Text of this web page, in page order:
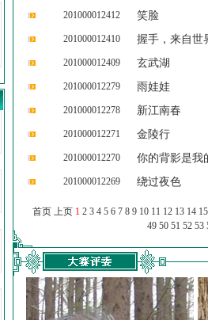
201000012412 笑脸
201000012410 握手，来自世
201000012409 玄武湖
201000012279 雨娃娃
201000012278 新江南春
201000012271 金陵行
201000012270 你的背影是我
201000012269 绕过夜色
首页 上页 1 2 3 4 5 6 7 8 9 10 11 12 13 14 15
49 50 51 52 53